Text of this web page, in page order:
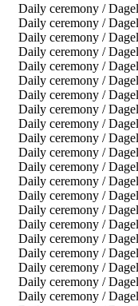
Daily ceremony /
Daily ceremony /
Daily ceremony /
Daily ceremony /
Daily ceremony /
Daily ceremony /
Daily ceremony /
Daily ceremony /
Daily ceremony /
Daily ceremony /
Daily ceremony /
Daily ceremony /
Daily ceremony /
Daily ceremony /
Daily ceremony /
Daily ceremony /
Daily ceremony /
Daily ceremony /
Daily ceremony /
Daily ceremony /
Daily ceremony /